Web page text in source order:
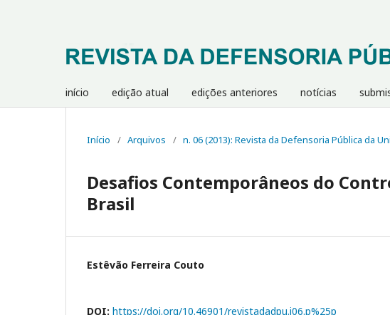
início edição atual edições anteriores notícias
Início / Arquivos / n. 06 (2013): Revista da Defensoria Pública da
Desafios Contemporâneos do
Brasil
Estêvão Ferreira Couto
DOI: https://doi.org/10.46901/revistadadpu.i06.p%25p